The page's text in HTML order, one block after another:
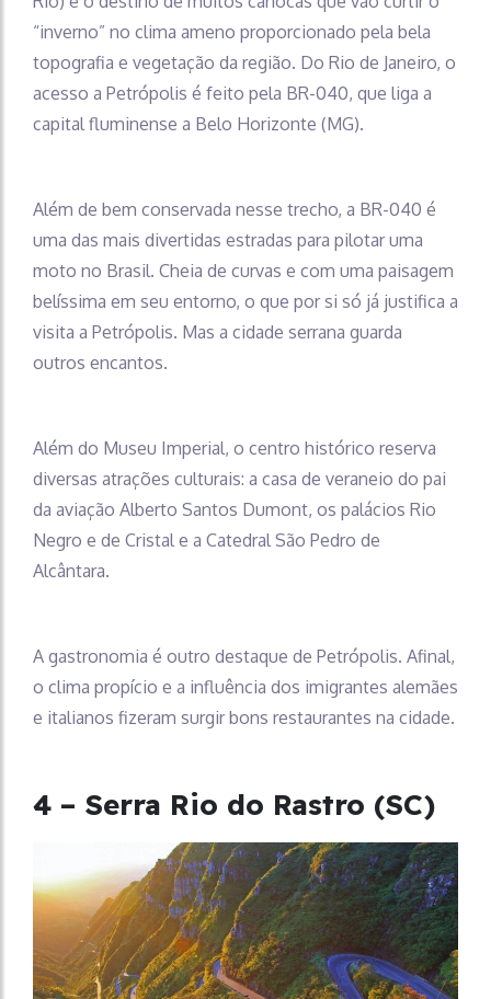
“inverno” no clima ameno proporcionado pela bela
topografia e vegetação da região. Do Rio de Janeiro, o
acesso a Petrópolis é feito pela BR-040, que liga a
capital fluminense a Belo Horizonte (MG).
Além de bem conservada nesse trecho, a BR-040 é
uma das mais divertidas estradas para pilotar uma
moto no Brasil. Cheia de curvas e com uma paisagem
belíssima em seu entorno, o que por si só já justifica a
visita a Petrópolis. Mas a cidade serrana guarda
outros encantos.
Além do Museu Imperial, o centro histórico reserva
diversas atrações culturais: a casa de veraneio do pai
da aviação Alberto Santos Dumont, os palácios Rio
Negro e de Cristal e a Catedral São Pedro de
Alcântara.
A gastronomia é outro destaque de Petrópolis. Afinal,
o clima propício e a influência dos imigrantes alemães
e italianos fizeram surgir bons restaurantes na cidade.
4 – Serra Rio do Rastro (SC)